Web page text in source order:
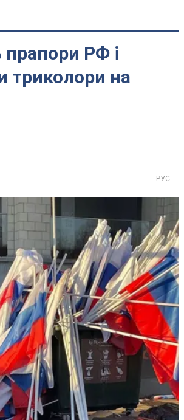
прапори РФ і
триколори на
РУС